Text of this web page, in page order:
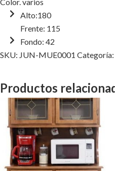
Alto:180
Frente: 115
Fondo: 42
SKU: JUN-MUE0001 Categoría:
Productos